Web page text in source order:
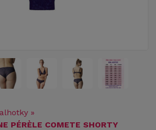
»
PÉRÈLE COMETE SHORTY